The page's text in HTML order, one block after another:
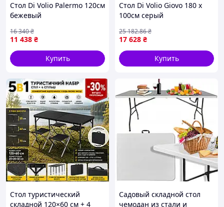
Стол Di Volio Palermo 120см
бежевый
11 438 ₴
16 340₴
Купить
Стол Di Volio Giovo 180 х
100см серый
17 628 ₴
25 182.86₴
Купить
Стол туристический
складной 120×60 см + 4
Садовый складной стол
чемодан из стали и